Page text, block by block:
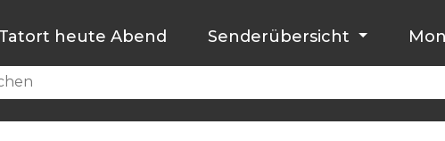
Tatort heute Abend Senderübersicht